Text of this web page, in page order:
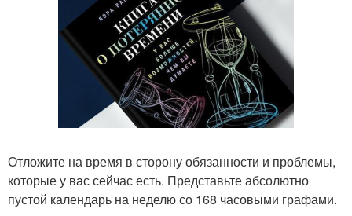
Отложите на время в сторону обязанности и проблемы,
которые у вас сейчас есть. Представьте абсолютно
пустой календарь на неделю со 168 часовыми графами.